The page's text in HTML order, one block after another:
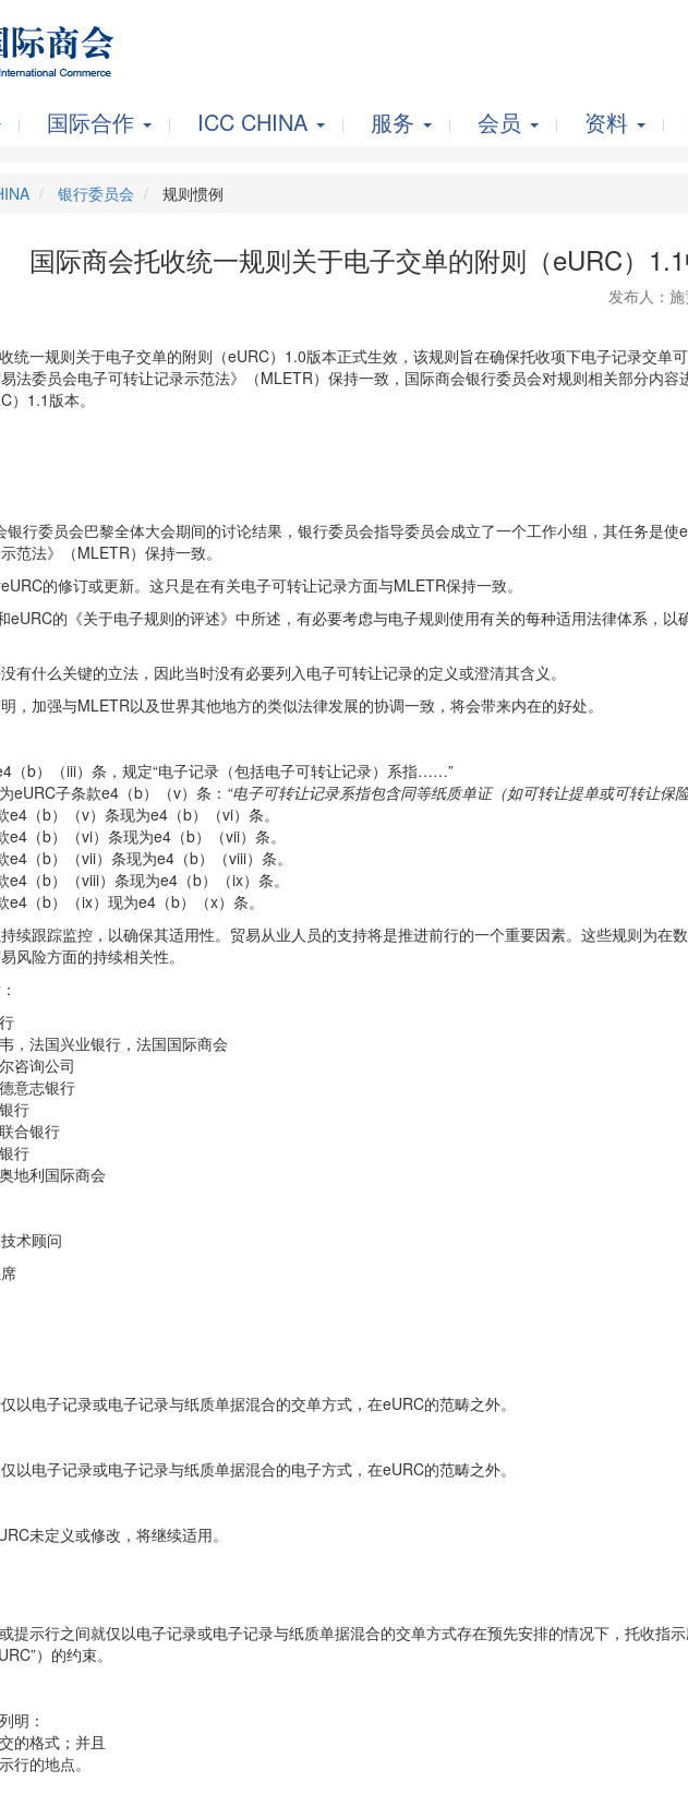
国际合作 ICC CHINA 服务 会员 资料
银行委员会 规则惯例
国际商会托收统一规则关于电子交单的附则（eURC）
发布人：施
统一规则关于电子交单的附则（eURC）1.0版本正式生效，该规则旨在确保托收项下电子记录交单
法委员会电子可转让记录示范法》（MLETR）保持一致，国际商会银行委员会对规则相关部分内
）1.1版本。
行委员会巴黎全体大会期间的讨论结果，银行委员会指导委员会成立了一个工作小组，其任务是
范法》（MLETR）保持一致。
的修订或更新。这只是在有关电子可转让记录方面与MLETR保持一致。
eURC的《关于电子规则的评述》中所述，有必要考虑与电子规则使用有关的每种适用法律体系，
有什么关键的立法，因此当时没有必要列入电子可转让记录的定义或澄清其含义。
，加强与MLETR以及世界其他地方的类似法律发展的协调一致，将会带来内在的好处。
（b）（iii）条，规定“电子记录（包括电子可转让记录）系指……”
eURC子条款e4（b）（v）条： “电子可转让记录系指包含同等纸质单证（如可转让提单或可转让保
e4（b）（v）条现为e4（b）（vi）条。
e4（b）（vi）条现为e4（b）（vii）条。
e4（b）（vii）条现为e4（b）（viii）条。
e4（b）（viii）条现为e4（b）（ix）条。
e4（b）（ix）现为e4（b）（x）条。
续跟踪监控，以确保其适用性。贸易从业人员的支持将是推进前行的一个重要因素。这些规则为在
风险方面的持续相关性。
，法国兴业银行，法国国际商会
咨询公司
意志银行
行
合银行
行
地利国际商会
术顾问
以电子记录或电子记录与纸质单据混合的交单方式，在eURC的范畴之外。
以电子记录或电子记录与纸质单据混合的电子方式，在eURC的范畴之外。
未定义或修改，将继续适用。
提示行之间就仅以电子记录或电子记录与纸质单据混合的交单方式存在预先安排的情况下，托收指
）的约束。
明：
的格式；并且
行的地点。